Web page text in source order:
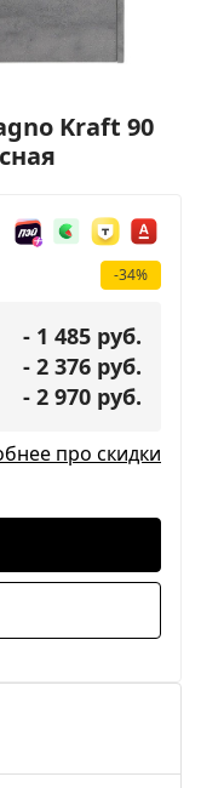
Kraft 90
-34%
- 1 485 руб.
- 2 376 руб.
- 2 970 руб.
про скидки